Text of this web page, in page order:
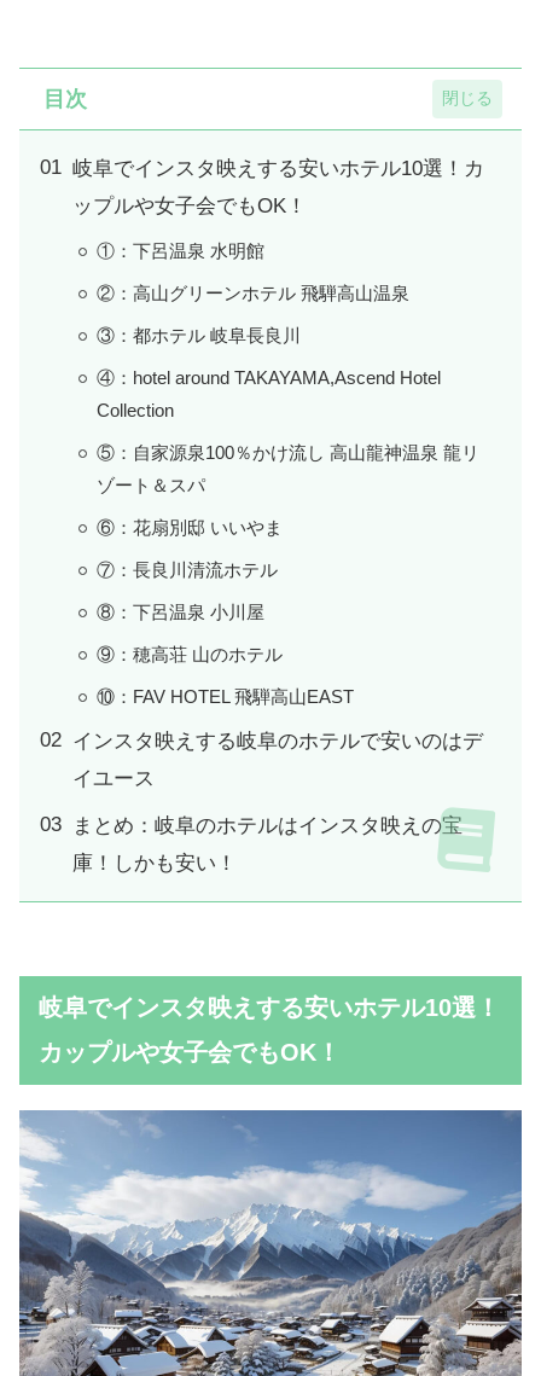
目次
岐阜でインスタ映えする安いホテル10選！カ
ップルや女子会でもOK！
①：下呂温泉 水明館
②：高山グリーンホテル 飛騨高山温泉
③：都ホテル 岐阜長良川
④：hotel around TAKAYAMA,Ascend Hotel
Collection
⑤：自家源泉100％かけ流し 高山龍神温泉 龍リ
ゾート＆スパ
⑥：花扇別邸 いいやま
⑦：長良川清流ホテル
⑧：下呂温泉 小川屋
⑨：穂高荘 山のホテル
⑩：FAV HOTEL 飛騨高山EAST
インスタ映えする岐阜のホテルで安いのはデ
イユース
まとめ：岐阜のホテルはインスタ映えの宝
庫！しかも安い！
岐阜でインスタ映えする安いホテル10選！
カップルや女子会でもOK！